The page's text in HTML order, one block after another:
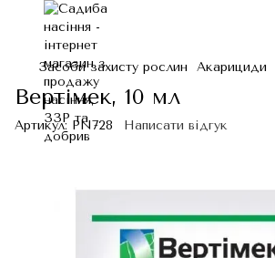
Засоби захисту рослин Акарициди
Вертімек, 10 мл
Артикул: PN728 Написати відгук